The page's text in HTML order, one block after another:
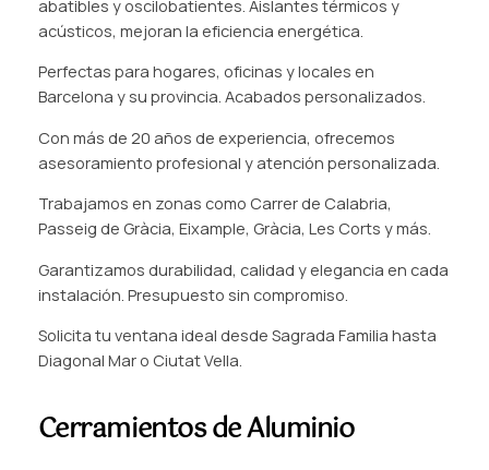
abatibles y oscilobatientes. Aislantes térmicos y
acústicos, mejoran la eficiencia energética.
Perfectas para hogares, oficinas y locales en
Barcelona y su provincia. Acabados personalizados.
Con más de 20 años de experiencia, ofrecemos
asesoramiento profesional y atención personalizada.
Trabajamos en zonas como Carrer de Calabria,
Passeig de Gràcia, Eixample, Gràcia, Les Corts y más.
Garantizamos durabilidad, calidad y elegancia en cada
instalación. Presupuesto sin compromiso.
Solicita tu ventana ideal desde Sagrada Familia hasta
Diagonal Mar o Ciutat Vella.
Cerramientos de Aluminio